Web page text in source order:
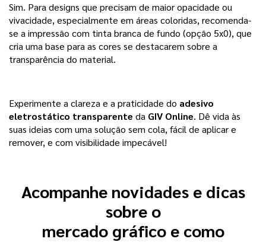
Sim. Para designs que precisam de maior opacidade ou
vivacidade, especialmente em áreas coloridas, recomenda-
se a impressão com tinta branca de fundo (opção 5x0), que
cria uma base para as cores se destacarem sobre a
transparência do material.
Experimente a clareza e a praticidade do adesivo
eletrostático transparente da GIV Online. Dê vida às
suas ideias com uma solução sem cola, fácil de aplicar e
remover, e com visibilidade impecável!
Acompanhe novidades e dicas
sobre o
mercado gráfico e como